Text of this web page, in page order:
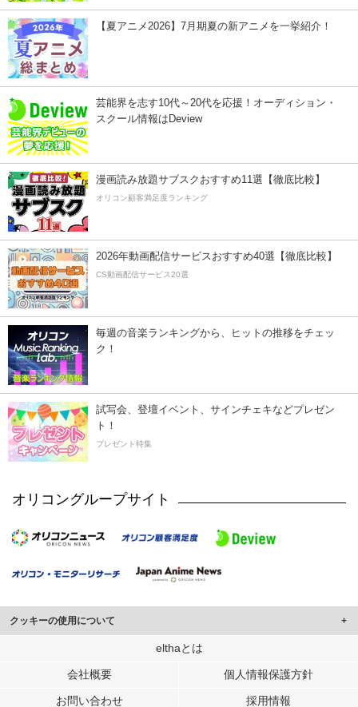
【夏アニメ2026】7月期夏の新アニメを一挙紹介！
芸能界を志す10代～20代を応援！オーディション・
スクール情報はDeview
漫画読み放題サブスクおすすめ11選【徹底比較】
オリコン顧客満足度ランキング
2026年動画配信サービスおすすめ40選【徹底比較】
CS動画配信サービス20選
毎週の音楽ランキングから、ヒットの推移をチェッ
ク！
試写会、登壇イベント、サインチェキなどプレゼン
ト！
プレゼント特集
オリコングループサイト
クッキーの使用について
このサイトでは Cookie を使用して、ユーザーに合わせたコンテンツや広告の
行っています。
メディアや広告配信、データ解析の各パートナーに提供しています。
elthaとは
会社概要 個人情報保護方針
お問い合わせ 採用情報